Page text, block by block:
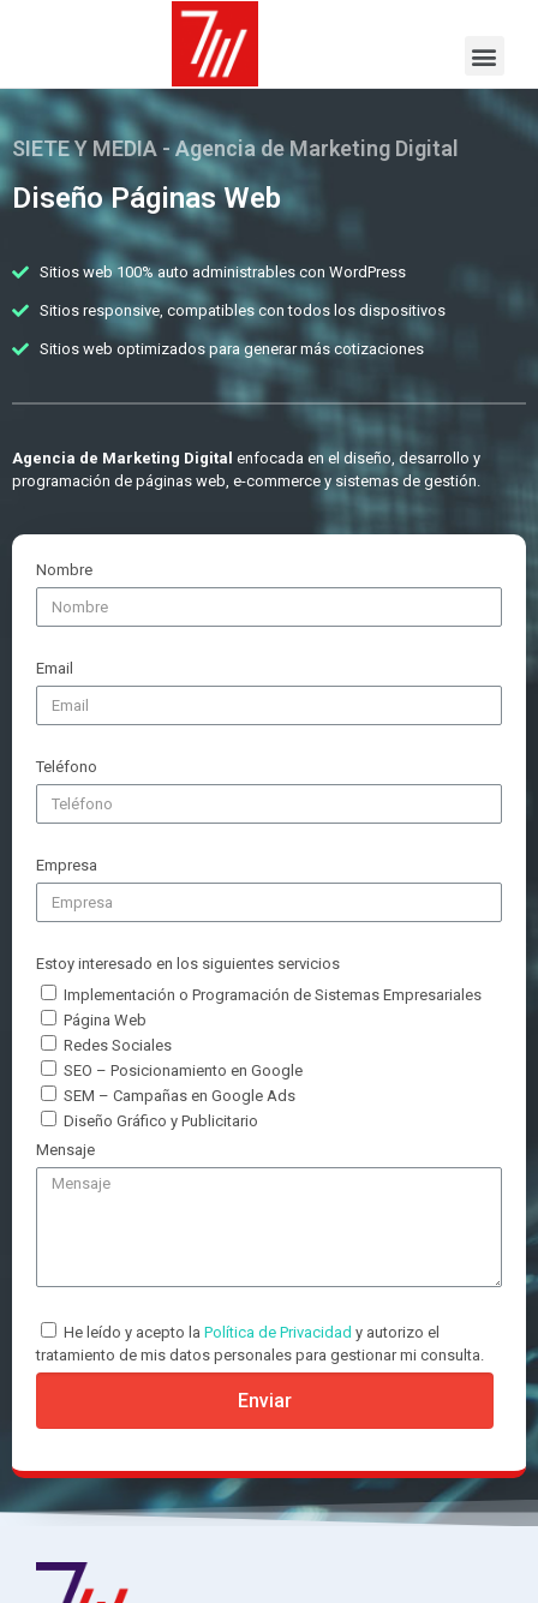
SIETE Y MEDIA - Agencia de Marketing Digital
Diseño Páginas Web
Sitios web 100% auto administrables con WordPress
Sitios responsive, compatibles con todos los dispositivos
Sitios web optimizados para generar más cotizaciones
Agencia de Marketing Digital enfocada en el diseño, desarrollo y
programación de páginas web, e-commerce y sistemas de gestión.
Nombre
Email
Teléfono
Empresa
Estoy interesado en los siguientes servicios
Implementación o Programación de Sistemas Empresariales
Página Web
Redes Sociales
SEO – Posicionamiento en Google
SEM – Campañas en Google Ads
Diseño Gráfico y Publicitario
Mensaje
He leído y acepto la Política de Privacidad y autorizo el
tratamiento de mis datos personales para gestionar mi consulta.
Enviar